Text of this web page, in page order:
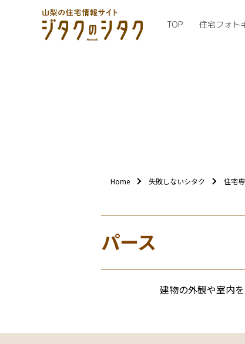
TOP 住宅フォト
Home 失敗しないシタク 住宅
パース
建物の外観や室内